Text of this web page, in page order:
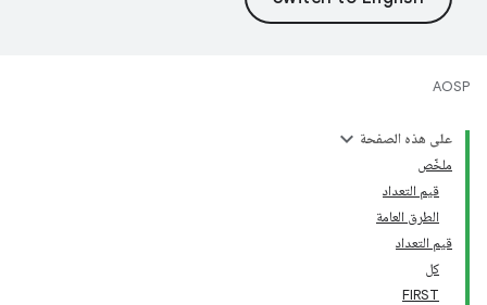
AOSP
على هذه الصفحة
ملخّص
قيم التعداد
الطرق العامة
قيم التعداد
كل
FIRST